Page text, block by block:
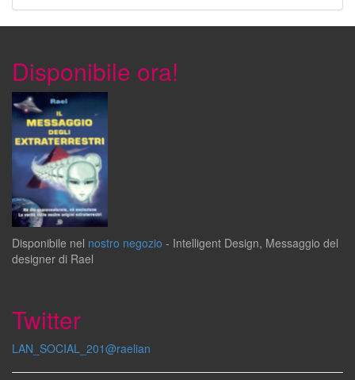
Disponibile ora!
Disponibile nel nostro negozio - Intelligent Design, Messaggio del
designer di Rael
Twitter
LAN_SOCIAL_201@raelian